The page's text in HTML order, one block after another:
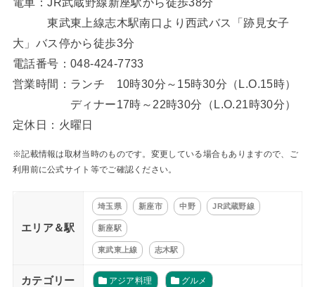
東武東上線志木駅南口より西武バス「跡見女子
大」バス停から徒歩3分
電話番号：048-424-7733
営業時間：ランチ 10時30分～15時30分（L.O.15時）
ディナー17時～22時30分（L.O.21時30分）
定休日：火曜日
※記載情報は取材当時のものです。変更している場合もありますので、ご
利用前に公式サイト等でご確認ください。
エリア＆駅
埼玉県 新座市 中野 JR武蔵野線
新座駅
東武東上線 志木駅
カテゴリー アジア料理 グルメ